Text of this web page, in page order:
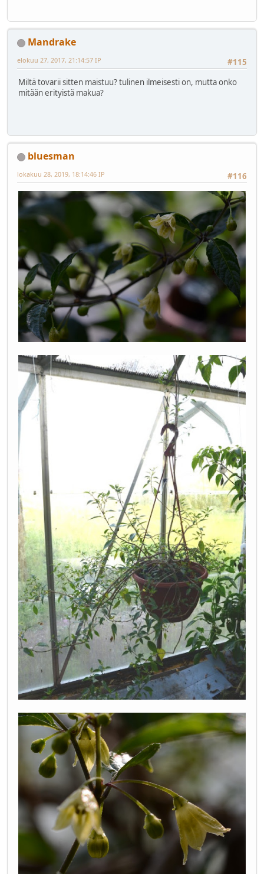
Mandrake
#115
elokuu 27, 2017, 21:14:57 IP
Miltä tovarii sitten maistuu? tulinen ilmeisesti on, mutta onko
mitään erityistä makua?
bluesman
#116
lokakuu 28, 2019, 18:14:46 IP